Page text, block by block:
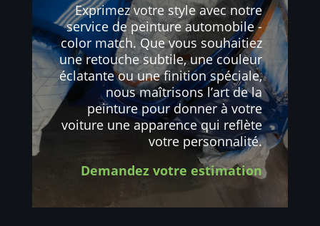
Exprimez votre style avec notre
service de peinture automobile -
color match. Que vous souhaitiez
une retouche subtile, une couleur
éclatante ou une finition spéciale,
nous maîtrisons l’art de la
peinture pour donner à votre
voiture une apparence qui reflète
votre personnalité.
Demandez votre estimation